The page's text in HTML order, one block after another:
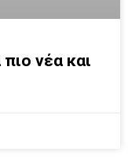
νέα και